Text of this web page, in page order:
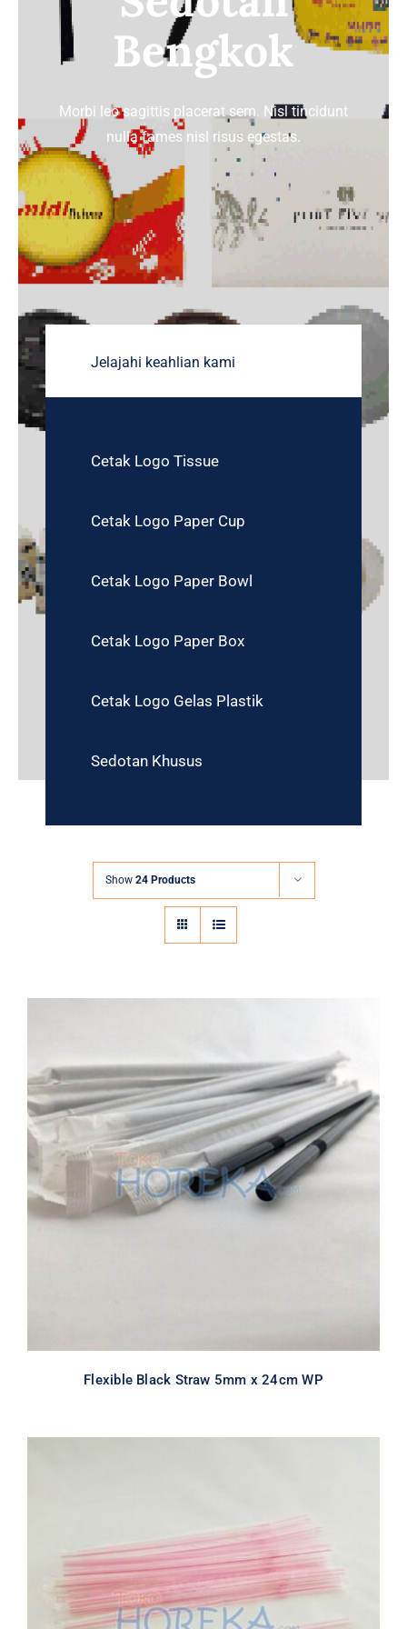
TENTANG HOREKABengkok
Morbi leo sagittis placerat sem. Nisl tincidunt
nulla fames nisl risus egestas.
Jelajahi keahlian kami
Cetak Logo Tissue
Cetak Logo Paper Cup
Cetak Logo Paper Bowl
Cetak Logo Paper Box
Cetak Logo Gelas Plastik
Sedotan Khusus
Show 24 Products
Flexible Black Straw 5mm x 24cm WP
All Flexible Straw Sedotan
Flexible Black Straw 5mm x 24cm WP
Flexible Transparant Red Stripe
Straw 6mm x 24cm